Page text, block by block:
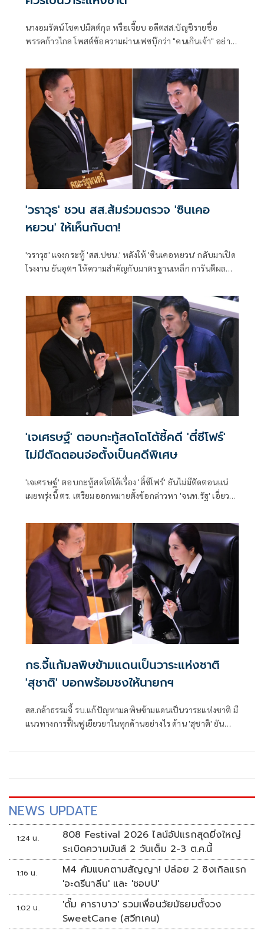
นางอมรัตน์ โชคปมิตต์กุล หรือเจี๊ยบ อดีตสส.บัญชีรายชื่อ
พรรคก้าวไกล โพสต์ข้อความผ่านเฟซบุ๊กว่า "คนเกินเจ้า" อย่าง
'วราวุธ' ชวน สส.ส้มร่วมตรวจ 'ซินเคอ
หยวน' ให้เห็นกับตา!
'วราวุธ' แจงกระทู้ 'สส.ปชน.' หลังให้ 'ซินเคอหยวน' กลับมาเปิด
โรงงาน ยันอุตฯ ให้ความสำคัญกับมาตรฐานเหล็ก การันตีผล
สอบด้วยกัน
'เจเศรษฐ์' ตอบกะทู้สดโตโต้ชี้คดี 'ตี๋ซีโฟร์'
ไม่มีตัดตอนจ่อตั้งเป็นคดีพิเศษ
'เจเศรษฐ์’ ตอบกะทู้สดโตโต้เรื่อง 'ตี๋ซีโฟร์' ยันไม่มีตัดตอนแน่
เผยพรุ่งนี้ ตร. เตรียมออกหมายตั้งข้อกล่าวหา 'จนท.รัฐ' เอี่ยว
กธ.จี้แก้มลพิษข้ามแดนเป็นวาระแห่งชาติ
'สุชาติ' บอกพร้อมชงให้นายกฯ
สส.กล้าธรรมจี้ รบ.แก้ปัญหามลพิษข้ามแดนเป็นวาระแห่งชาติ มี
แนวทางการฟื้นฟูเยียวยาในทุกด้านอย่างไร ด้าน 'สุชาติ' ยัน
NEWS UPDATE
1:24 น.
808 Festival 2026 ไลน์อัปแรกสุดยิ่งใหญ่
ระเบิดความมันส์ 2 วันเต็ม 2-3 ต.ค.นี้
1:16 น.
M4 คัมแบคตามสัญญา! ปล่อย 2 ซิงเกิลแรก
'อะดรีนาลีน' และ 'ชอบU'
1:02 น.
'ดั๊ม คาราบาว' รวมเพื่อนวัยมัธยมตั้งวง
SweetCane (สวีทเคน)